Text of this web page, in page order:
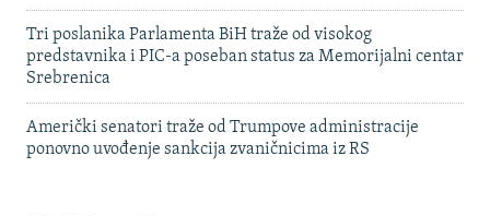
Tri poslanika Parlamenta BiH traže od visokog
predstavnika i PIC-a poseban status za Memorijalni centar
Srebrenica
Američki senatori traže od Trumpove administracije
ponovno uvođenje sankcija zvaničnicima iz RS